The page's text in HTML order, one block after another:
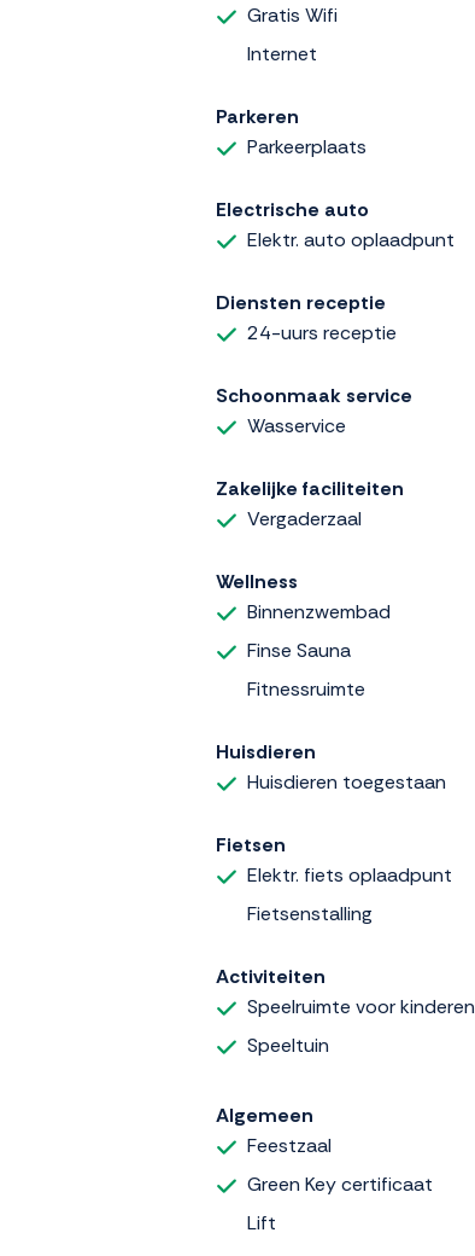
Gratis Wifi
Internet
Parkeren
Parkeerplaats
Electrische auto
Elektr. auto oplaadpunt
Diensten receptie
24-uurs receptie
Schoonmaak service
Wasservice
Zakelijke faciliteiten
Vergaderzaal
Wellness
Binnenzwembad
Finse Sauna
Fitnessruimte
Huisdieren
Huisdieren toegestaan
Fietsen
Elektr. fiets oplaadpunt
Fietsenstalling
Activiteiten
Speelruimte voor kinderen
Speeltuin
Algemeen
Feestzaal
Green Key certificaat
Lift